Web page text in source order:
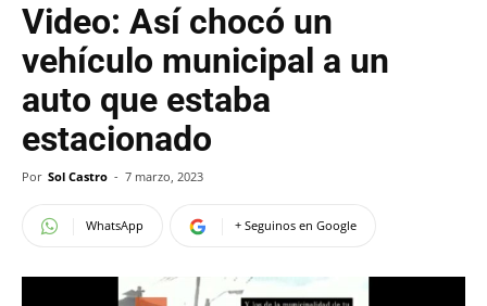
Video: Así chocó un
vehículo municipal a un
auto que estaba
estacionado
Por Sol Castro - 7 marzo, 2023
WhatsApp + Seguinos en Google